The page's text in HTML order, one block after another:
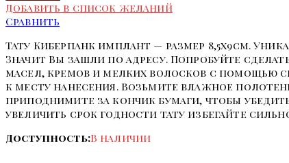
Добавить в список желаний
Сравнить
Тату Киберпанк имплант — размер 8,5х9см.
Значит Вы зашли по адресу. Попробуйте
масел, кремов и мелких волосков с помощью
к месту нанесения. Возьмите влажное
приподнимите за кончик бумаги, чтобы
увеличить срок годности тату избегайте
Доступность:В наличии